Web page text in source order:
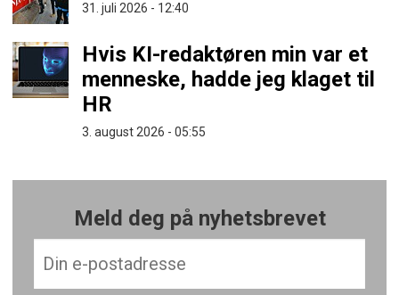
31. juli 2026 - 12:40
Hvis KI-redaktøren min var et
menneske, hadde jeg klaget til
HR
3. august 2026 - 05:55
Meld deg på nyhetsbrevet